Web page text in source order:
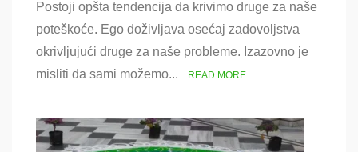
Igra
Krivice
Postoji opšta tendencija da krivimo druge za naše
poteškoće. Ego doživljava osećaj zadovoljstva
okrivljujući druge za naše probleme. Izazovno je
misliti da sami možemo...
READ MORE